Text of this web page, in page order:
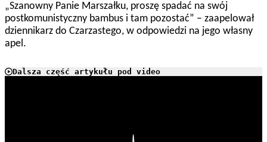
„Szanowny Panie Marszałku, proszę spadać na swój
postkomunistyczny bambus i tam pozostać” – zaapelował
dziennikarz do Czarzastego, w odpowiedzi na jego własny
apel.
Dalsza część artykułu pod video